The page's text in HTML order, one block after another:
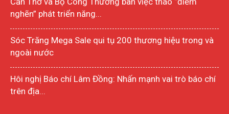
nghẽn” phát triển năng...
Sóc Trăng Mega Sale qui tụ 200 thương hiệu trong và
ngoài nước
Hôi nghị Báo chí Lâm Đồng: Nhấn mạnh vai trò báo chí
trên địa...